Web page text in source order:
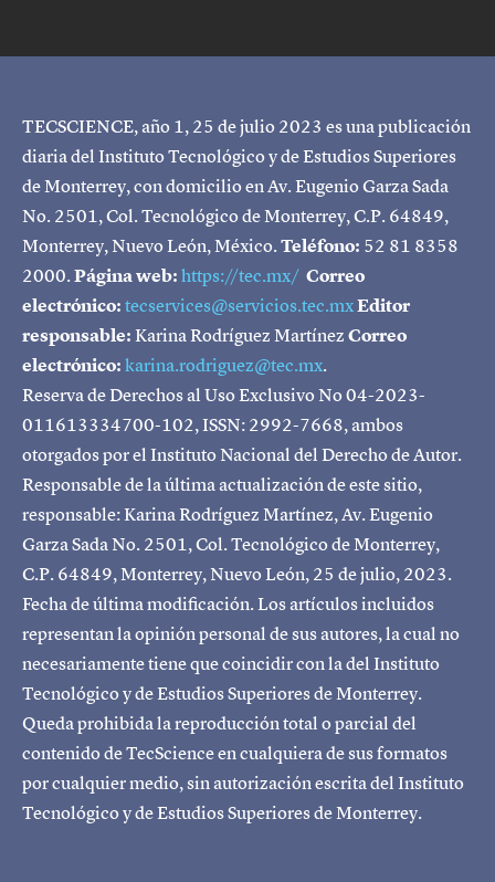
TECSCIENCE, año 1, 25 de julio 2023 es una publicación
diaria del Instituto Tecnológico y de Estudios Superiores
de Monterrey, con domicilio en Av. Eugenio Garza Sada
No. 2501, Col. Tecnológico de Monterrey, C.P. 64849,
Monterrey, Nuevo León, México.Teléfono: 52 81 8358
2000.Página web:https://tec.mx/ Correo
electrónico:tecservices@servicios.tec.mxEditor
responsable:Karina Rodríguez MartínezCorreo
electrónico:karina.rodriguez@tec.mx.
Reserva de Derechos al Uso Exclusivo No 04-2023-
011613334700-102, ISSN: 2992-7668, ambos
otorgados por el Instituto Nacional del Derecho de Autor.
Responsable de la última actualización de este sitio,
responsable: Karina Rodríguez Martínez, Av. Eugenio
Garza Sada No. 2501, Col. Tecnológico de Monterrey,
C.P. 64849, Monterrey, Nuevo León, 25 de julio, 2023.
Fecha de última modificación. Los artículos incluidos
representan la opinión personal de sus autores, la cual no
necesariamente tiene que coincidir con la del Instituto
Tecnológico y de Estudios Superiores de Monterrey.
Queda prohibida la reproducción total o parcial del
contenido de TecScience en cualquiera de sus formatos
por cualquier medio, sin autorización escrita del Instituto
Tecnológico y de Estudios Superiores de Monterrey.